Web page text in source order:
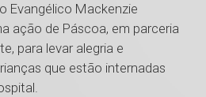
Evangélico Mackenzie
ação de Páscoa, em parceria
para levar alegria e
que estão internadas